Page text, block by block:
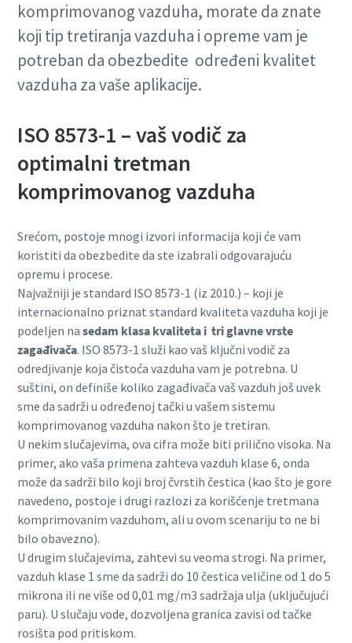
10 steps to a green and more efficient
Carbon reduction for green production - all you need to
know
Find out
komprimovanog vazduha, morate da znate
koji tip tretiranja vazduha i opreme vam je
potreban da obezbedite određeni kvalitet
vazduha za vaše aplikacije.
ISO 8573-1 – vaš vodič za
optimalni tretman
komprimovanog vazduha
Srećom, postoje mnogi izvori informacija koji će vam
koristiti da obezbedite da ste izabrali odgovarajuću
opremu i procese.
Najvažniji je standard ISO 8573-1 (iz 2010.) – koji je
internacionalno priznat standard kvaliteta vazduha koji je
podeljen na sedam klasa kvaliteta i tri glavne vrste
zagađivača. ISO 8573-1 služi kao vaš ključni vodič za
odredjivanje koja čistoća vazduha vam je potrebna. U
suštini, on definiše koliko zagađivača vaš vazduh još uvek
sme da sadrži u određenoj tački u vašem sistemu
komprimovanog vazduha nakon što je tretiran.
U nekim slučajevima, ova cifra može biti prilično visoka. Na
primer, ako vaša primena zahteva vazduh klase 6, onda
može da sadrži bilo koji broj čvrstih čestica (kao što je gore
navedeno, postoje i drugi razlozi za korišćenje tretmana
komprimovanim vazduhom, ali u ovom scenariju to ne bi
bilo obavezno).
U drugim slučajevima, zahtevi su veoma strogi. Na primer,
vazduh klase 1 sme da sadrži do 10 čestica veličine od 1 do 5
mikrona ili ne više od 0,01 mg/m3 sadržaja ulja (uključujući
paru). U slučaju vode, dozvoljena granica zavisi od tačke
rosišta pod pritiskom.